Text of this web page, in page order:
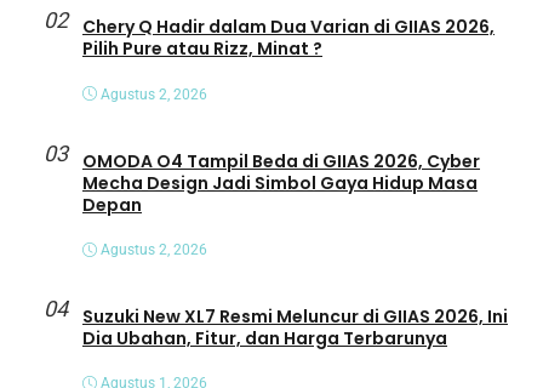
02
Chery Q Hadir dalam Dua Varian di GIIAS 2026,
Pilih Pure atau Rizz, Minat ?
Agustus 2, 2026
03
OMODA O4 Tampil Beda di GIIAS 2026, Cyber
Mecha Design Jadi Simbol Gaya Hidup Masa
Depan
Agustus 2, 2026
04
Suzuki New XL7 Resmi Meluncur di GIIAS 2026, Ini
Dia Ubahan, Fitur, dan Harga Terbarunya
Agustus 1, 2026